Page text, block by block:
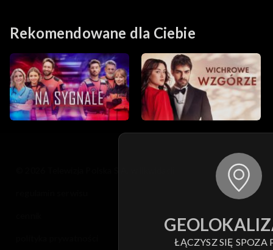
Rekomendowane dla Ciebie
ŁĄCZYSZ SIĘ SPOZA